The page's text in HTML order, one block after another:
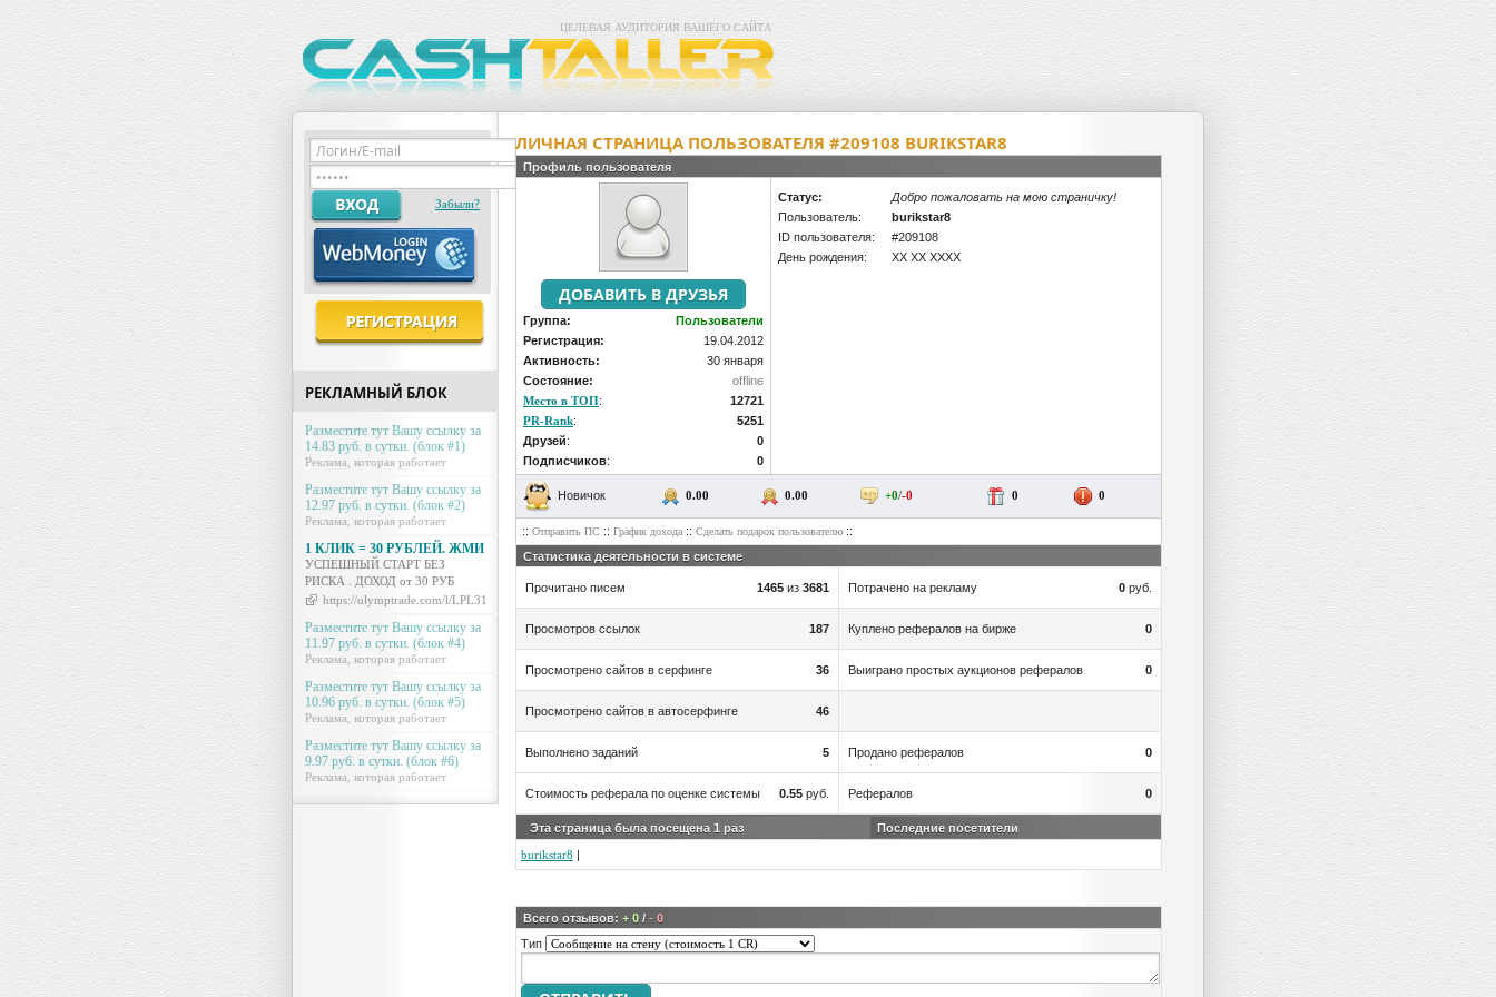
CashTaller
ЦЕЛЕВАЯ АУДИТОРИЯ ВАШЕГО САЙТА
Забыли?
РЕКЛАМНЫЙ БЛОК
Разместите тут Вашу ссылку за
14.83 руб. в сутки. (блок #1)
Реклама, которая работает
Разместите тут Вашу ссылку за
12.97 руб. в сутки. (блок #2)
Реклама, которая работает
1 КЛИК = 30 РУБЛЕЙ. ЖМИ
УСПЕШНЫЙ СТАРТ БЕЗ
РИСКА . ДОХОД от 30 РУБ
https://olymptrade.com/l/LPL31-06rub/affiliate?affiliate_id=26621&subid1;=casht&subid2;=Olymp
Разместите тут Вашу ссылку за
11.97 руб. в сутки. (блок #4)
Реклама, которая работает
Разместите тут Вашу ссылку за
10.96 руб. в сутки. (блок #5)
Реклама, которая работает
Разместите тут Вашу ссылку за
9.97 руб. в сутки. (блок #6)
Реклама, которая работает
ЛИЧНАЯ СТРАНИЦА ПОЛЬЗОВАТЕЛЯ #209108 BURIKSTAR8
Профиль пользователя
Группа:
Пользователи
Регистрация:
19.04.2012
Активность:
30 января
Состояние:
offline
Место в ТОП:
12721
PR-Rank:
5251
Друзей:
0
Подписчиков: 0
Статус:
Добро пожаловать на мою страничку!
Пользователь:
burikstar8
ID пользователя:
#209108
День рождения:
XX XX XXXX
Новичок 0.00 0.00 +0/-0 0 0
:: Отправить ПС :: График дохода :: Сделать подарок пользователю ::
Статистика деятельности в системе
Прочитано писем 1465 из 3681 Потрачено на рекламу 0 руб.
Просмотров ссылок 187 Куплено рефералов на бирже 0
Просмотрено сайтов в серфинге 36 Выиграно простых аукционов рефералов 0
Просмотрено сайтов в автосерфинге 46
Выполнено заданий 5 Продано рефералов 0
Стоимость реферала по оценке системы 0.55 руб. Рефералов 0
Эта страница была посещена 1 раз
Последние посетители
burikstar8 |
Всего отзывов: + 0 / - 0
Тип